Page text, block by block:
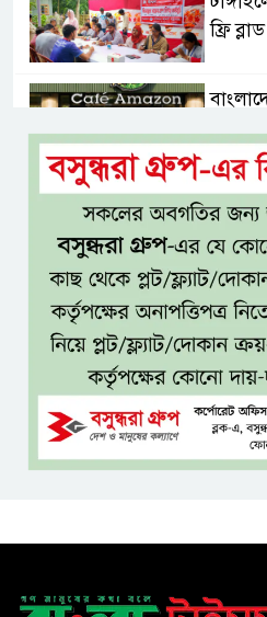
ফ্রি
আ
ঢাকায়,
ভারত
রাখতে
স্টেট’